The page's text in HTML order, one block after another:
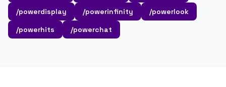
/powerdisplay
/powerinfinity
/powerlook
/powerhits
/powerchat